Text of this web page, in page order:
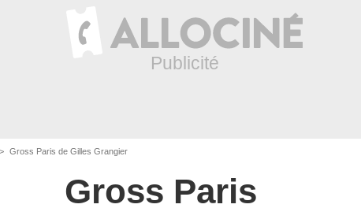
Gross Paris de Gilles Grangier
Gross Paris